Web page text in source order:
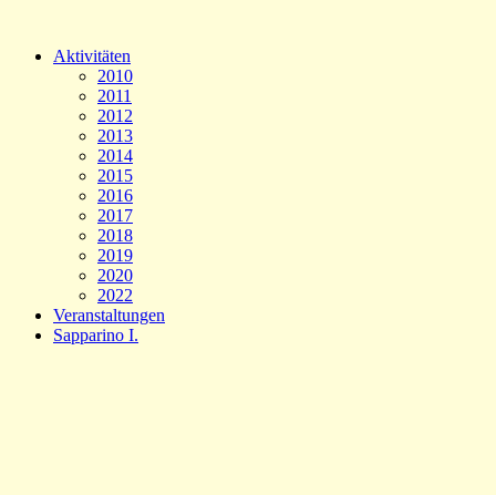
Aktivitäten
2010
2011
2012
2013
2014
2015
2016
2017
2018
2019
2020
2022
Veranstaltungen
Sapparino I.